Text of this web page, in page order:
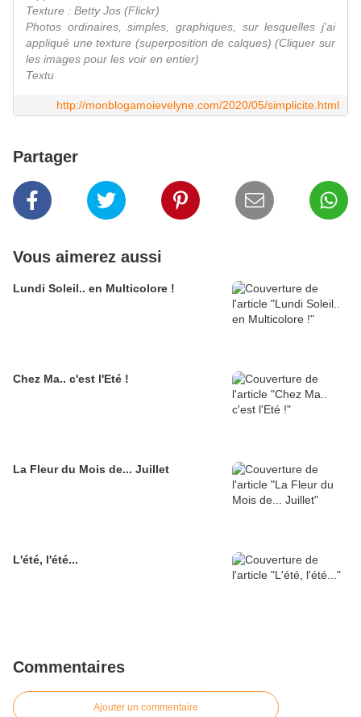
Texture : Betty Jos (Flickr)
Photos ordinaires, simples, graphiques, sur lesquelles j'ai
appliqué une texture (superposition de calques) (Cliquer sur
les images pour les voir en entier)
Textu
http://monblogamoievelyne.com/2020/05/simplicite.html
Partager
Vous aimerez aussi
Lundi Soleil.. en Multicolore !
Chez Ma.. c'est l'Eté !
La Fleur du Mois de... Juillet
L'été, l'été...
Commentaires
Ajouter un commentaire